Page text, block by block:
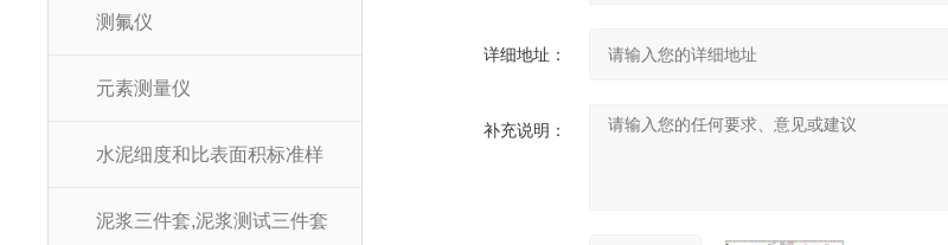
测氟仪
元素测量仪
水泥细度和比表面积标准样
泥浆三件套,泥浆测试三件套
详细地址：
补充说明：